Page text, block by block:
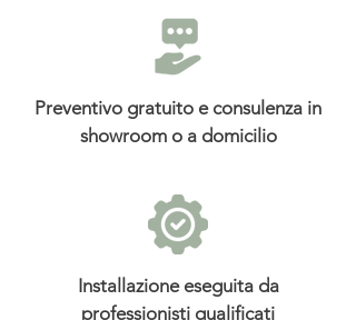
Preventivo gratuito e consulenza in
showroom o a domicilio
Installazione eseguita da
professionisti qualificati